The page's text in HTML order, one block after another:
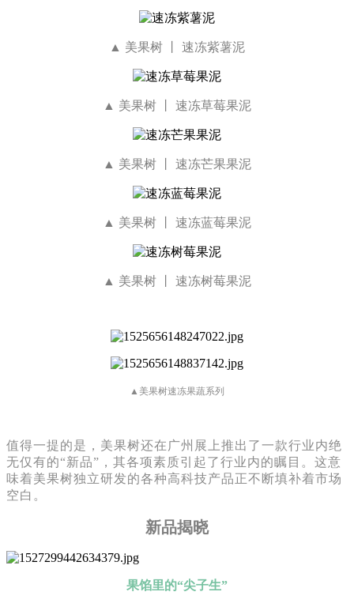
▲ 美果树 丨 速冻紫薯泥
▲ 美果树 丨 速冻草莓果泥
▲ 美果树 丨 速冻芒果果泥
▲ 美果树 丨 速冻蓝莓果泥
▲ 美果树 丨 速冻树莓果泥
▲美果树速冻果蔬系列
值得一提的是，美果树还在广州展上推出了一款行业内绝
无仅有的“新品”，其各项素质引起了行业内的瞩目。这意
味着美果树独立研发的各种高科技产品正不断填补着市场
空白。
新品揭晓
果馅里的“尖子生”